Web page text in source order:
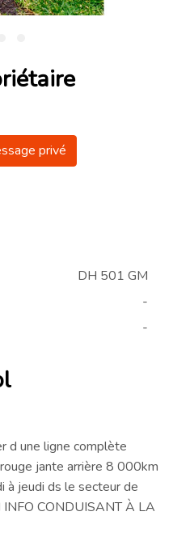
privé
DH 501 GM
-
-
d une ligne complète
jante arrière 8 000km
à jeudi ds le secteur de
INFO CONDUISANT À LA